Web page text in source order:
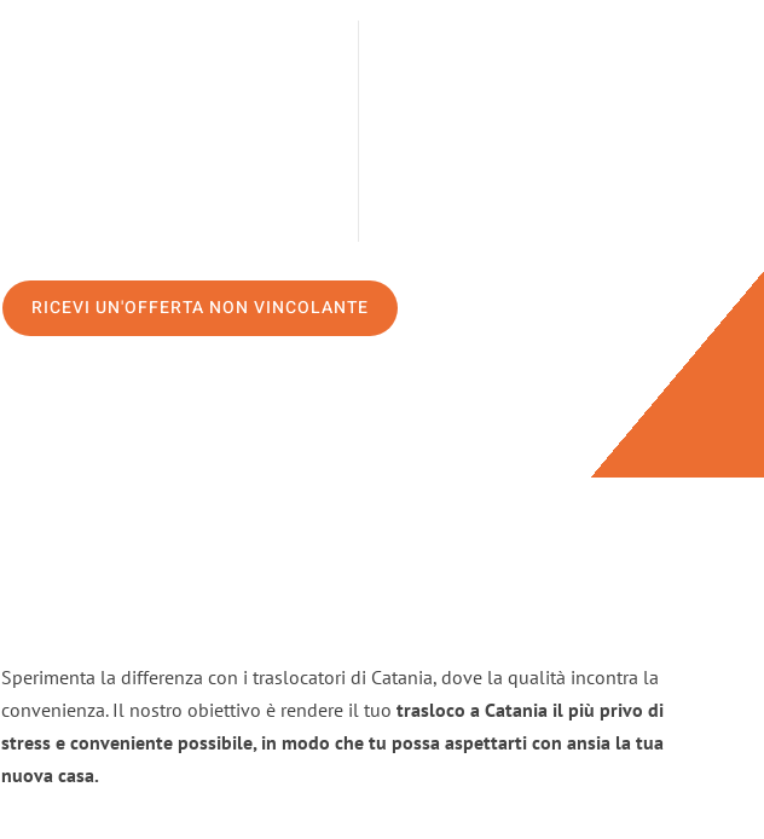
RICEVI UN'OFFERTA NON VINCOLANTE
Sperimenta la differenza con i traslocatori di Catania, dove la qualità incontra la
convenienza. Il nostro obiettivo è rendere il tuo trasloco a Catania il più privo di
stress e conveniente possibile, in modo che tu possa aspettarti con ansia la tua
nuova casa.